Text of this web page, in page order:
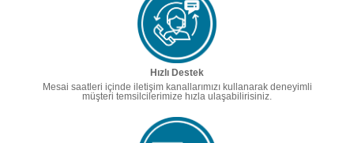
Hızlı Destek
Mesai saatleri içinde iletişim kanallarımızı kullanarak deneyimli
müşteri temsilcilerimize hızla ulaşabilirisiniz.